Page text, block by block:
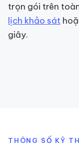
trọn gói trên
lịch khảo sát
giây.
THÔNG SỐ KỸ